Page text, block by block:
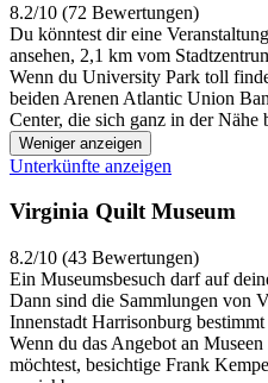
8.2/10 (72 Bewertungen)
Du könntest dir eine
ansehen, 2,1 km vom
Wenn du University Park toll
beiden Arenen Atlantic Union
Center, die sich ganz in der Nähe
Weniger anzeigen
Unterkünfte anzeigen
Virginia Quilt Museum
8.2/10 (43 Bewertungen)
Ein Museumsbesuch darf auf
Dann sind die Sammlungen von
Innenstadt Harrisonburg
Wenn du das Angebot an
möchtest, besichtige Frank